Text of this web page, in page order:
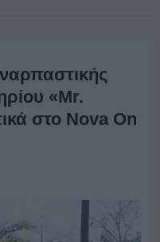
«Mr.
στο Nova On